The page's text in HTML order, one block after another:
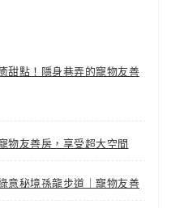
甜點！隱身巷弄的寵物友善
物友善房，享受超大空間
意秘境孫龍步道｜寵物友善